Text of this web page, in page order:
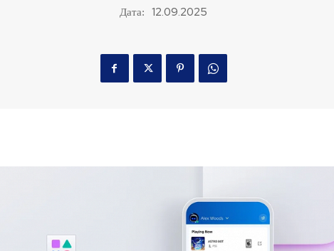
Дата: 12.09.2025